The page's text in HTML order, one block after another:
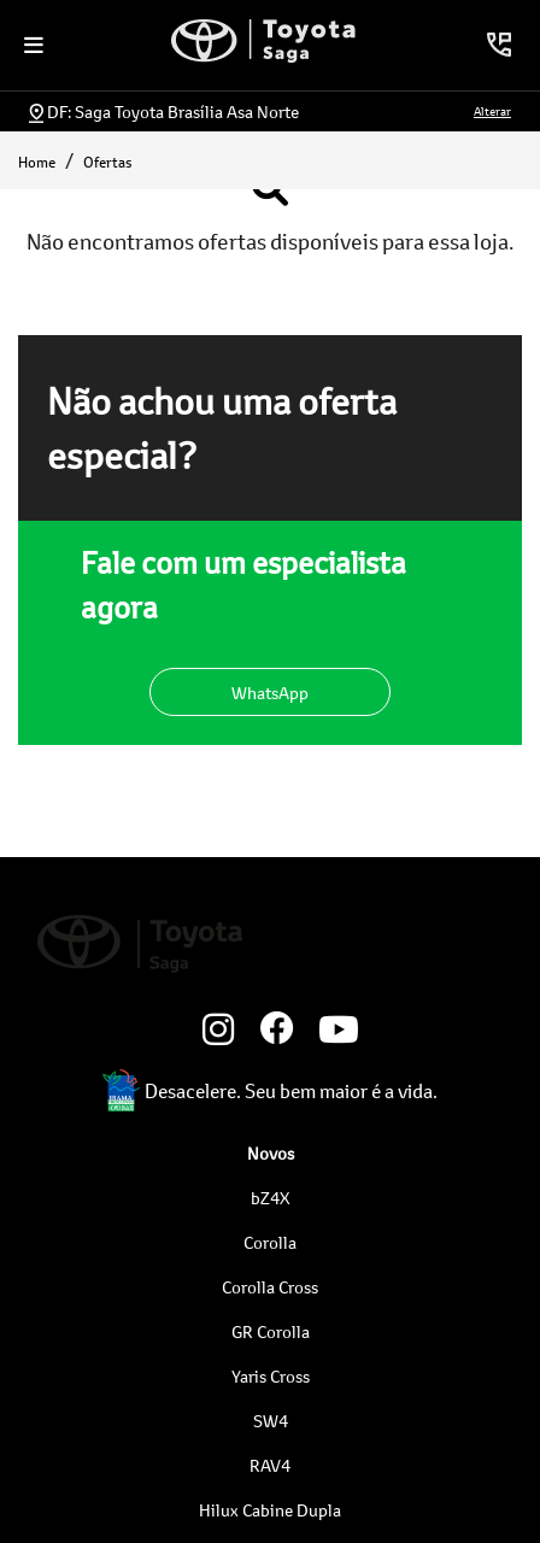
DF: Saga Toyota Brasília Asa Norte Alterar
Home Ofertas
Não encontramos ofertas disponíveis para essa loja.
Não achou uma oferta
especial?
Fale com um especialista
agora
WhatsApp
Desacelere. Seu bem maior é a vida.
Novos
bZ4X
Corolla
Corolla Cross
GR Corolla
Yaris Cross
SW4
RAV4
Hilux Cabine Dupla